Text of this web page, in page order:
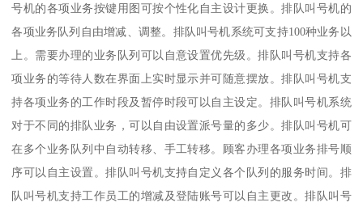
号机的各项业务按键用图可按个性化自主设计更换。排队叫号机的
各项业务队列自由增减、调整。排队叫号机系统可支持100种业务以
上。需要办理的业务队列可以自意设置优先级。排队叫号机支持各
项业务的等待人数在界面上实时显示并可随意摆放。排队叫号机支
持各项业务的工作时段及暂停时段可以自主设定。排队叫号机系统
对于不同的排队业务，可以自由设置派号量的多少。排队叫号机可
在多个业务队列中自动转移、手工转移。顾客办理各项业务排号顺
序可以自主设置。排队叫号机支持自定义各个队列的服务时间。排
队叫号机支持工作员工的增减及登陆账号可以自主更改。排队叫号